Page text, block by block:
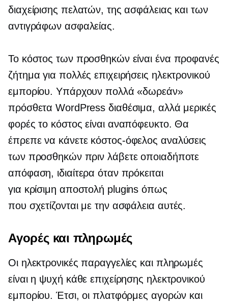
διαχείρισης πελατών, της ασφάλειας και των
αντιγράφων ασφαλείας.
Το κόστος των προσθηκών είναι ένα προφανές
ζήτημα για πολλές επιχειρήσεις ηλεκτρονικού
εμπορίου. Υπάρχουν πολλά «δωρεάν»
πρόσθετα WordPress διαθέσιμα, αλλά μερικές
φορές το κόστος είναι αναπόφευκτο. Θα
έπρεπε να κάνετε κόστος-όφελος αναλύσεις
των προσθηκών πριν λάβετε οποιαδήποτε
απόφαση, ιδιαίτερα όταν πρόκειται
για κρίσιμη αποστολή plugins όπως
που σχετίζονται με την ασφάλεια αυτές.
Αγορές και πληρωμές
Οι ηλεκτρονικές παραγγελίες και πληρωμές
είναι η ψυχή κάθε επιχείρησης ηλεκτρονικού
εμπορίου. Έτσι, οι πλατφόρμες αγορών και